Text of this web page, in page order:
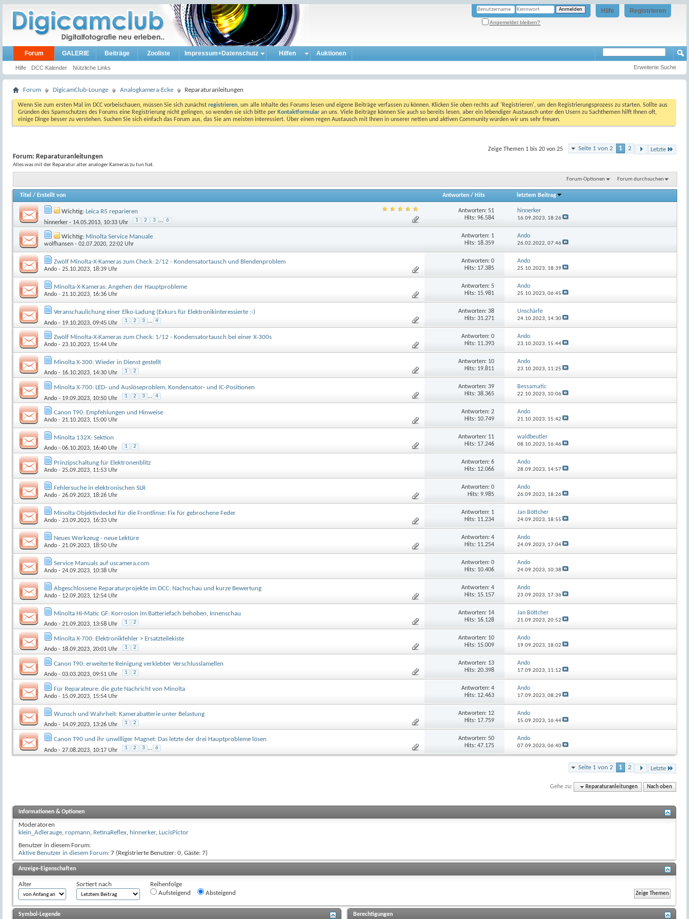
Registrieren
Hilfe
Angemeldet bleiben?
Forum
Hilfe DCC Kalender Nützliche Links
GALERIE Beiträge Zooliste Impressum+Datenschutz Hilfen Auktionen
Erweiterte Suche
Forum DigicamClub-Lounge Analogkamera-Ecke Reparaturanleitungen
Wenn Sie zum ersten Mal im DCC vorbeischauen, müssen Sie sich zunächst registrieren, um alle Inhalte des Forums lesen und eigene Beiträge verfassen zu können. Klicken Sie oben rechts auf 'Registrieren', um den Registrierungsprozess zu starten. Sollte aus
Gründen des Spamschutzes des Forums eine Registrierung nicht gelingen, so wenden sie sich bitte per Kontaktformular an uns. Viele Beiträge können Sie auch so bereits lesen, aber ein lebendiger Austausch unter den Usern zu Sachthemen hilft Ihnen oft,
einige Dinge besser zu verstehen. Suchen Sie sich einfach das Forum aus, das Sie am meisten interessiert. Über einen regen Austausch mit Ihnen in unserer netten und aktiven Community würden wir uns sehr freuen.
Seite 1 von 2 1 2 Letzte
Zeige Themen 1 bis 20 von 25
Forum: Reparaturanleitungen
Alles was mit der Reparatur alter analoger Kameras zu tun hat.
Forum-Optionen Forum durchsuchen
Titel / Erstellt von Antworten / Hits letztem Beitrag
Wichtig: Leica R5 reparieren
hinnerker - 14.05.2013, 10:33 Uhr 1 2 3 ... 6
Antworten: 51
Hits: 96.584
hinnerker
16.09.2023, 18:26
Wichtig: Minolta Service Manuale
wolfhansen - 02.07.2020, 22:02 Uhr
Antworten: 1
Hits: 18.359
Ando
26.02.2022,07:46
Zwölf Minolta-X-Kameras zum Check: 2/12 - Kondensatortausch und Blendenproblem
Ando - 25.10.2023, 18:39 Uhr
Antworten: 0
Hits: 17.385
Ando
25.10.2023, 18:39
Minolta-X-Kameras: Angehen der Hauptprobleme
Ando - 21.10.2023, 16:36 Uhr
Antworten: 5
Hits: 15.981
Ando
25.10.2023,06:45
Veranschaulichung einer Elko-Ladung (Exkurs für Elektronikinteressierte ;-)
Ando - 19.10.2023, 09:45 Uhr 1 2 3 ... 4
Antworten: 38
Hits: 31.271
Unschärfe
24.10.2023, 14:30
Zwölf Minolta-X-Kameras zum Check: 1/12 - Kondensatortausch bei einer X-300s
Ando - 23.10.2023, 15:44 Uhr
Antworten: 0
Hits: 11.393
Ando
23.10.2023, 15:44
Minolta X-300: Wieder in Dienst gestellt
Ando - 16.10.2023, 14:30 Uhr 1 2
Antworten: 10
Hits: 19.811
Ando
23.10.2023, 11:25
Minolta X-700: LED- und Auslöseproblem, Kondensator- und IC-Positionen
Ando - 19.09.2023, 10:50 Uhr 1 2 3 ... 4
Antworten: 39
Hits: 38.365
Bessamatic
22.10.2023, 10:06
Canon T90: Empfehlungen und Hinweise
Ando - 21.10.2023, 15:00 Uhr
Antworten: 2
Hits: 10.749
Ando
21.10.2023, 15:42
Minolta 132X: Sektion
Ando - 06.10.2023, 16:40 Uhr 1 2
Antworten: 11
Hits: 17.246
waldbeutler
08.10.2023, 16:46
Prinzipschaltung für Elektronenblitz
Ando - 25.09.2023, 11:53 Uhr
Antworten: 6
Hits: 12.066
Ando
28.09.2023, 14:57
Fehlersuche in elektronischen SLR
Ando - 26.09.2023, 18:26 Uhr
Antworten: 0
Hits: 9.985
Ando
26.09.2023, 18:26
Minolta Objektivdeckel für die Frontlinse: Fix für gebrochene Feder
Ando - 23.09.2023, 16:33 Uhr
Antworten: 1
Hits: 11.234
Jan Böttcher
24.09.2023, 18:55
Neues Werkzeug - neue Lektüre
Ando - 21.09.2023, 18:50 Uhr
Antworten: 4
Hits: 11.254
Ando
24.09.2023, 17:04
Service Manuals auf uscamera.com
Ando - 24.09.2023, 10:38 Uhr
Antworten: 0
Hits: 10.406
Ando
24.09.2023, 10:38
Abgeschlossene Reparaturprojekte im DCC: Nachschau und kurze Bewertung
Ando - 12.09.2023, 12:54 Uhr
Antworten: 4
Hits: 15.157
Ando
23.09.2023, 17:36
Minolta Hi-Matic GF: Korrosion im Batteriefach behoben, Innenschau
Ando - 21.09.2023, 13:58 Uhr 1 2
Antworten: 14
Hits: 16.128
Jan Böttcher
21.09.2023,20:52
Minolta X-700: Elektronikfehler > Ersatzteilekiste
Ando - 18.09.2023, 20:01 Uhr 1 2
Antworten: 10
Hits: 15.009
Ando
19.09.2023, 18:02
Canon T90: erweiterte Reinigung verklebter Verschlusslamellen
Ando - 03.03.2023, 09:51 Uhr 1 2
Antworten: 13
Hits: 20.398
Ando
17.09.2023, 11:12
Für Reparateure: die gute Nachricht von Minolta
Ando - 15.09.2023, 15:54 Uhr
Antworten: 4
Hits: 12.463
Ando
17.09.2023,08:29
Wunsch und Wahrheit: Kamerabatterie unter Belastung
Ando - 14.09.2023, 13:26 Uhr 1 2
Antworten: 12
Hits: 17.759
Ando
15.09.2023, 16:44
Canon T90 und ihr unwilliger Magnet: Das letzte der drei Hauptprobleme lösen
Ando - 27.08.2023, 10:17 Uhr 1 2 3 ... 6
Antworten: 50
Hits: 47.175
Ando
07.09.2023,06:40
Seite 1 von 2 1 2 Letzte
Gehe zu: Reparaturanleitungen Nach oben
Informationen & Optionen
Moderatoren
klein_Adlerauge, ropmann, RetinaReflex, hinnerker, LucisPictor
Benutzer in diesem Forum:
Aktive Benutzer in diesem Forum: 7 (Registrierte Benutzer: 0, Gäste: 7)
Anzeige-Eigenschaften
Alter Sortiert nach
Reihenfolge
Aufsteigend
Absteigend
Symbol-Legende Berechtigungen